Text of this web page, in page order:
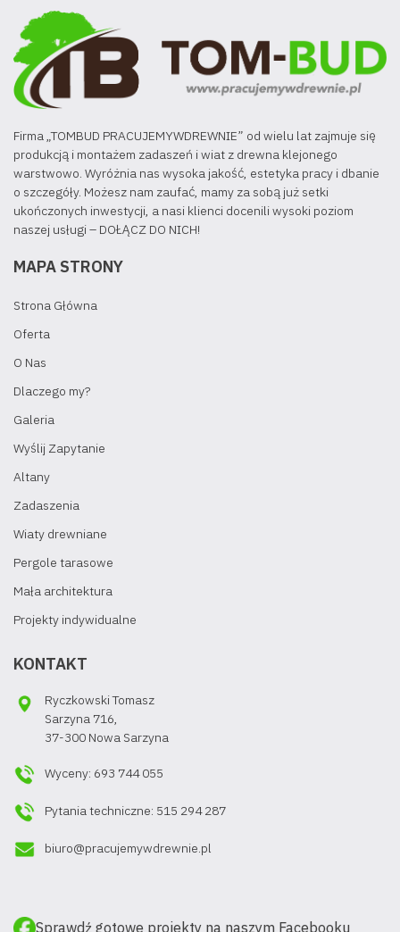
Firma „TOMBUD PRACUJEMYWDREWNIE” od wielu lat zajmuje się
produkcją i montażem zadaszeń i wiat z drewna klejonego
warstwowo. Wyróżnia nas wysoka jakość, estetyka pracy i dbanie
o szczegóły. Możesz nam zaufać, mamy za sobą już setki
ukończonych inwestycji, a nasi klienci docenili wysoki poziom
naszej usługi – DOŁĄCZ DO NICH!
MAPA STRONY
Strona Główna
Oferta
O Nas
Dlaczego my?
Galeria
Wyślij Zapytanie
Altany
Zadaszenia
Wiaty drewniane
Pergole tarasowe
Mała architektura
Projekty indywidualne
KONTAKT
Ryczkowski Tomasz
Sarzyna 716,
37-300 Nowa Sarzyna
Wyceny: 693 744 055
Pytania techniczne: 515 294 287
biuro@pracujemywdrewnie.pl
Sprawdź gotowe projekty na naszym Facebooku